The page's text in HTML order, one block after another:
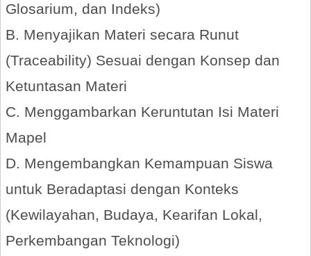
Glosarium, dan Indeks)
B. Menyajikan Materi secara Runut
(Traceability) Sesuai dengan Konsep dan
Ketuntasan Materi
C. Menggambarkan Keruntutan Isi Materi
Mapel
D. Mengembangkan Kemampuan Siswa
untuk Beradaptasi dengan Konteks
(Kewilayahan, Budaya, Kearifan Lokal,
Perkembangan Teknologi)